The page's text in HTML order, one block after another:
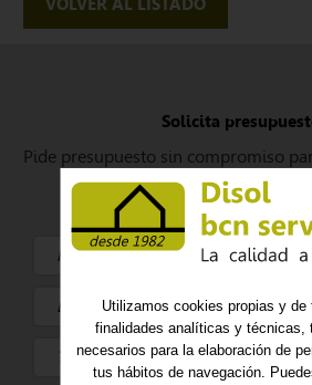
VOLVER AL LISTADO
Solicita
Pide presupuesto sin compromiso
su fachada email
Utilizamos cookies propias y de
finalidades analíticas y técnicas,
necesarios para la elaboración de
tus hábitos de navegación.